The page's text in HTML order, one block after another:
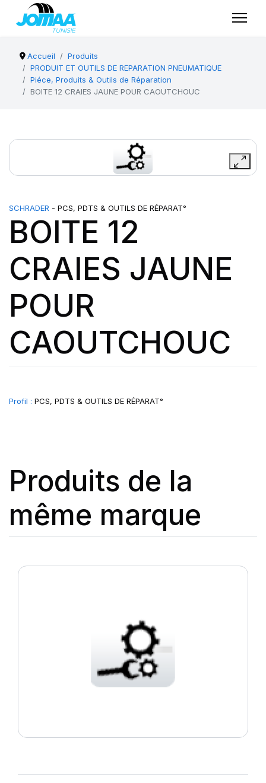
Accueil
Produits
PRODUIT ET OUTILS DE REPARATION PNEUMATIQUE
Piéce, Produits & Outils de Réparation
BOITE 12 CRAIES JAUNE POUR CAOUTCHOUC
SCHRADER - PCS, PDTS & OUTILS DE RÉPARAT°
BOITE 12
CRAIES JAUNE
POUR
CAOUTCHOUC
Profil : PCS, PDTS & OUTILS DE RÉPARAT°
Produits de la
même marque